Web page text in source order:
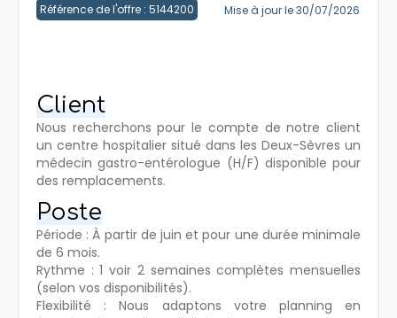
Référence de l'offre : 5144200 Mise à jour le 30/07/2026
Client
Nous recherchons pour le compte de notre client
un centre hospitalier situé dans les Deux-Sèvres un
médecin gastro-entérologue (H/F) disponible pour
des remplacements.
Poste
Période : À partir de juin et pour une durée minimale
de 6 mois.
Rythme : 1 voir 2 semaines complètes mensuelles
(selon vos disponibilités).
Flexibilité : Nous adaptons votre planning en